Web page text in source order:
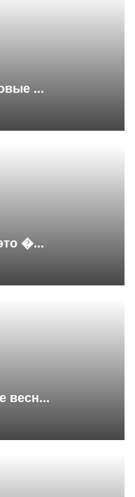
...
�...
весн...